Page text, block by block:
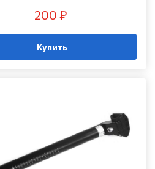
200 ₽
Купить